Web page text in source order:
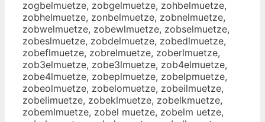
zogbelmuetze, zobgelmuetze, zohbelmuetze,
zobhelmuetze, zonbelmuetze, zobnelmuetze,
zobwelmuetze, zobewlmuetze, zobselmuetze,
zobeslmuetze, zobdelmuetze, zobedlmuetze,
zobeflmuetze, zobrelmuetze, zoberlmuetze,
zob3elmuetze, zobe3lmuetze, zob4elmuetze,
zobe4lmuetze, zobeplmuetze, zobelpmuetze,
zobeolmuetze, zobelomuetze, zobeilmuetze,
zobelimuetze, zobeklmuetze, zobelkmuetze,
zobemlmuetze, zobel muetze, zobelm uetze,